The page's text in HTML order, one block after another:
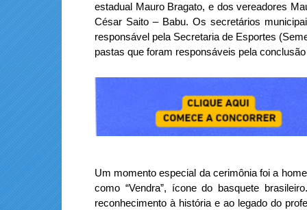
estadual Mauro Bragato, e dos vereadores
César Saito – Babu. Os secretários
responsável pela Secretaria de Esportes
pastas que foram responsáveis pela
Um momento especial da cerimônia foi a
como “Vendra”, ícone do basquete
reconhecimento à história e ao legado do